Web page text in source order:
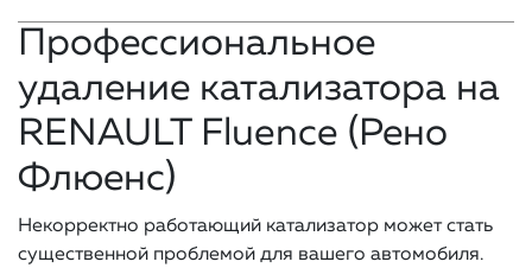
Профессиональное
удаление катализатора на
RENAULT Fluence (Рено
Флюенс)
Некорректно работающий катализатор может стать
существенной проблемой для вашего автомобиля.